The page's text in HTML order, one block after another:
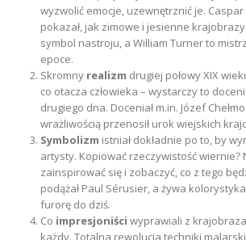
wyzwolić emocje, uzewnętrznić je.
pokazał, jak zimowe i jesienne
symbol nastroju, a William Turner to
epoce.
Skromny realizm drugiej połowy XIX
co otacza człowieka – wystarczy to
drugiego dna. Doceniał m.in. Józef
wrażliwością przenosił urok wiejskich
Symbolizm istniał dokładnie po to, by
artysty. Kopiować rzeczywistość wiernie?
zainspirować się i zobaczyć, co z tego
podążał Paul Sérusier, a żywa
furorę do dziś.
Co impresjoniści wyprawiali z
każdy. Totalna rewolucja techniki